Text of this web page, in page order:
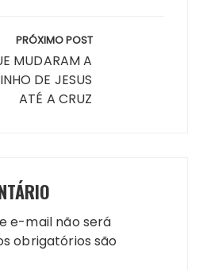
PRÓXIMO POST
MUDARAM A
DE JESUS
ATÉ A CRUZ
e-mail não será
obrigatórios são